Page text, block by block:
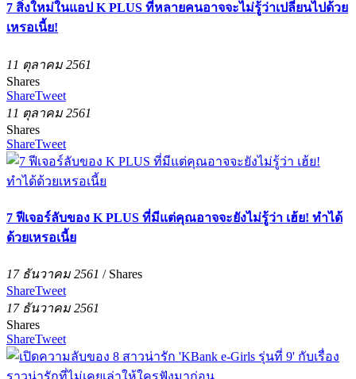
7 สิ่งใหม่ในแอป K PLUS ที่หลายคนอาจจะไม่รู้ว่าเปลี่ยนไปด้วย
เหรอเนี้ย!
11 ตุลาคม 2561
Shares
ShareTweet
11 ตุลาคม 2561
Shares
ShareTweet
7 ฟีเจอร์ลับของ K PLUS ที่มีแต่คุณอาจจะยังไม่รู้ว่า เฮ้ย! ทำได้
ด้วยเหรอเนี้ย
17 ธันวาคม 2561 / Shares
ShareTweet
17 ธันวาคม 2561
Shares
ShareTweet